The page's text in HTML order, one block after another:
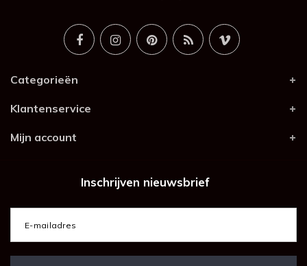
Categorieën
Klantenservice
Mijn account
Inschrijven nieuwsbrief